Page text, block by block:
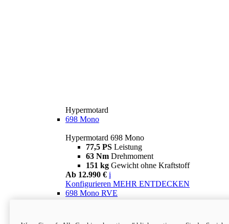
Hypermotard
698 Mono
Hypermotard 698 Mono
77,5 PS Leistung
63 Nm Drehmoment
151 kg Gewicht ohne Kraftstoff
Ab 12.990 € i
Konfigurieren MEHR ENTDECKEN
698 Mono RVE
77,5 PS
Leistung